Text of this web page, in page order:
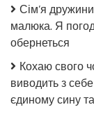
Сім’я
малюка. Я
обернеться
Кохаю свого
виводить з
єдиному сину